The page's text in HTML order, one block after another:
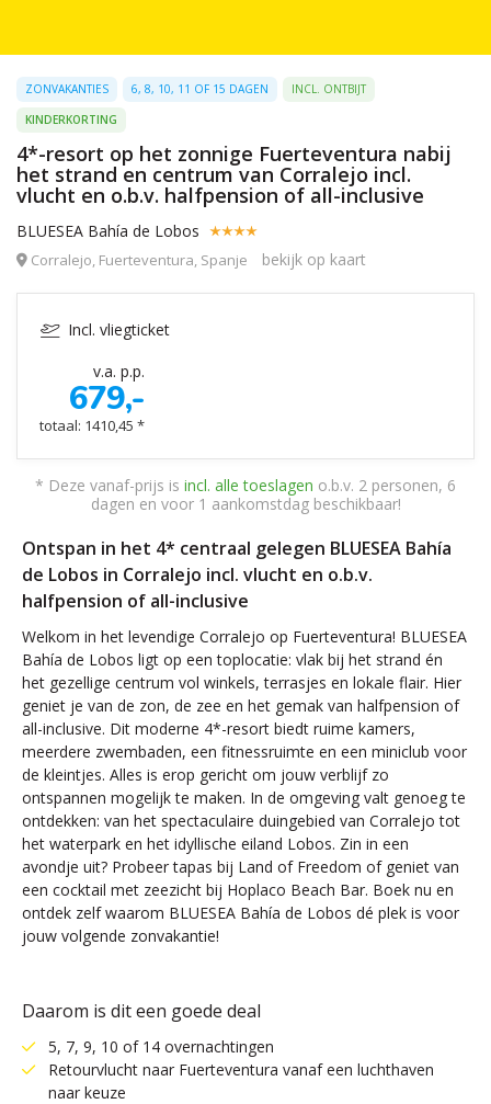
ZONVAKANTIES 6, 8, 10, 11 OF 15 DAGEN
INCL. ONTBIJT
KINDERKORTING
4*-resort op het zonnige Fuerteventura nabij
het strand en centrum van Corralejo incl.
vlucht en o.b.v. halfpension of all-inclusive
BLUESEA Bahía de Lobos
Corralejo, Fuerteventura, Spanje bekijk op kaart
Incl. vliegticket
v.a. p.p.
679,-
totaal: 1410,45 *
* Deze vanaf-prijs is incl. alle toeslagen o.b.v. 2 personen, 6
dagen en voor 1 aankomstdag beschikbaar!
Ontspan in het 4* centraal gelegen BLUESEA Bahía
de Lobos in Corralejo incl. vlucht en o.b.v.
halfpension of all-inclusive
Welkom in het levendige Corralejo op Fuerteventura! BLUESEA
Bahía de Lobos ligt op een toplocatie: vlak bij het strand én
het gezellige centrum vol winkels, terrasjes en lokale flair. Hier
geniet je van de zon, de zee en het gemak van halfpension of
all-inclusive. Dit moderne 4*-resort biedt ruime kamers,
meerdere zwembaden, een fitnessruimte en een miniclub voor
de kleintjes. Alles is erop gericht om jouw verblijf zo
ontspannen mogelijk te maken. In de omgeving valt genoeg te
ontdekken: van het spectaculaire duingebied van Corralejo tot
het waterpark en het idyllische eiland Lobos. Zin in een
avondje uit? Probeer tapas bij Land of Freedom of geniet van
een cocktail met zeezicht bij Hoplaco Beach Bar. Boek nu en
ontdek zelf waarom BLUESEA Bahía de Lobos dé plek is voor
jouw volgende zonvakantie!
Daarom is dit een goede deal
5, 7, 9, 10 of 14 overnachtingen
Retourvlucht naar Fuerteventura vanaf een luchthaven
naar keuze